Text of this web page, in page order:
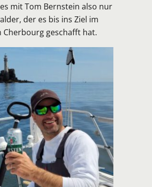
mit Tom Bernstein also nur
der es bis ins Ziel im
Cherbourg geschafft hat.